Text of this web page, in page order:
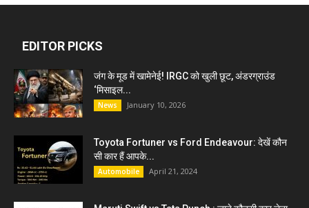
EDITOR PICKS
जंग के मूड में खामेनेई! IRGC को खुली छूट, अंडरग्राउंड
‘मिसाइल...
News January 10, 2026
Toyota Fortuner vs Ford Endeavour: देखें कौन
सी कार हैं आपके...
Automobile April 21, 2024